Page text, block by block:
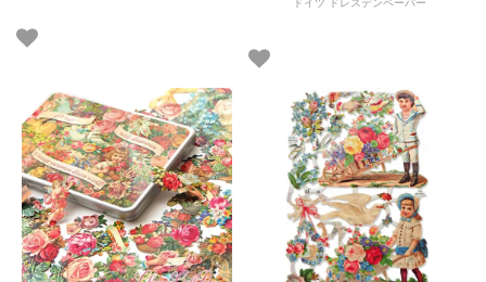
ドイツ ドレスデンペーパー